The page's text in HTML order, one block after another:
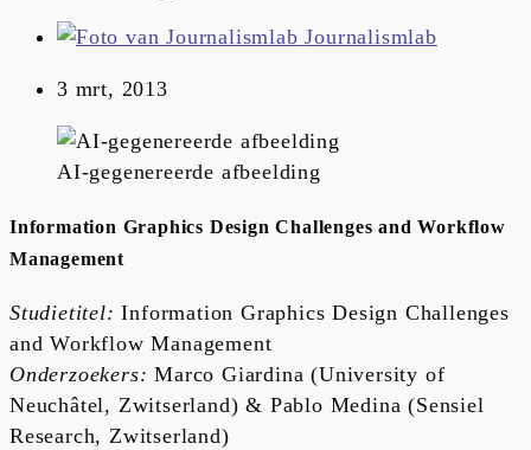
Journalismlab
3 mrt, 2013
AI-gegenereerde afbeelding
Information Graphics Design Challenges and Workflow
Management
Studietitel: Information Graphics Design Challenges
and Workflow Management
Onderzoekers: Marco Giardina (University of
Neuchâtel, Zwitserland) & Pablo Medina (Sensiel
Research, Zwitserland)